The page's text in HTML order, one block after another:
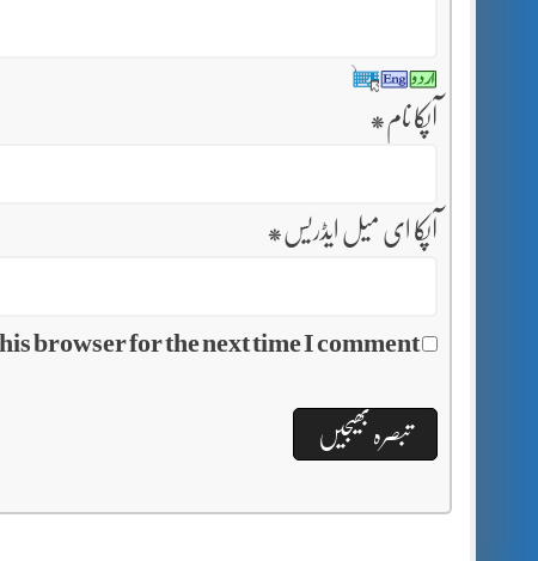
آپکا نام *
آپکا ای میل ایڈریس *
browser for the next time I comment.